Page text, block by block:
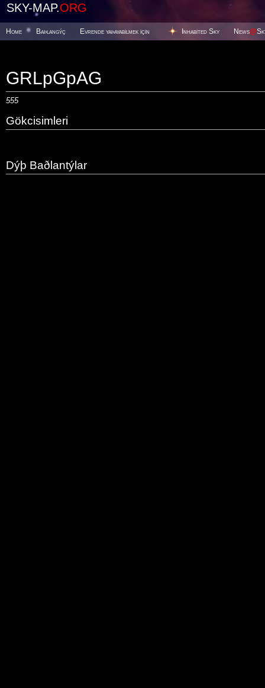
SKY-MAP.ORG
Home Baþlangýç Evrende yaþayabilmek için Inhabited Sky News@
GRLpGpAG
555
Gökcisimleri
Dýþ Baðlantýlar